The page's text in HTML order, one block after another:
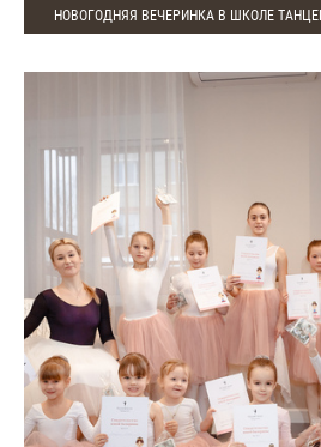
НОВОГОДНЯЯ ВЕЧЕРИНКА В ШКОЛЕ ТАНЦЕВ